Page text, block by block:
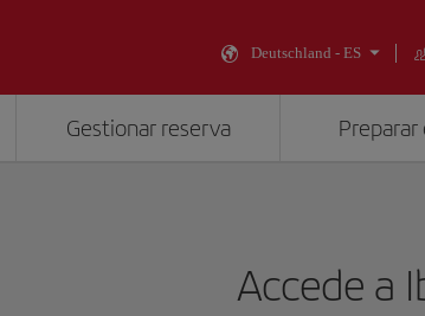
Deutschland - ES
Gestionar reserva Preparar
Accede a